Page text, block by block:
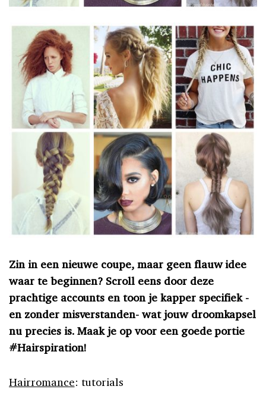
Zin in een nieuwe coupe, maar geen flauw idee
waar te beginnen? Scroll eens door deze
prachtige accounts en toon je kapper specifiek -
en zonder misverstanden- wat jouw droomkapsel
nu precies is. Maak je op voor een goede portie
#Hairspiration!
Hairromance: tutorials